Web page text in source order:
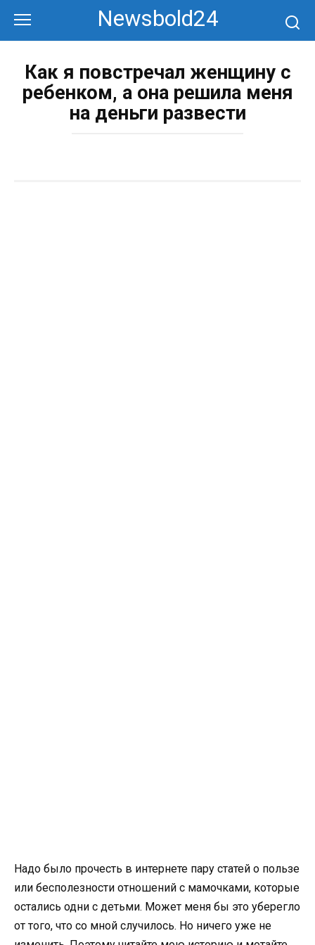
контенту
Newsbold24
Как я повстречал женщину с
ребенком, а она решила меня
на деньги развести
Надо было прочесть в интернете пару статей о пользе
или бесполезности отношений с мамочками, которые
остались одни с детьми. Может меня бы это уберегло
от того, что со мной случилось. Но ничего уже не